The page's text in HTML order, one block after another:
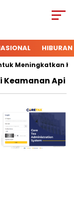
HIBURAN
Meningkatkan
Keamanan Api